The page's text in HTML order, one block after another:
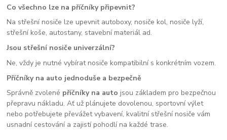
Co všechno lze na příčníky připevnit?
Na střešní nosiče lze upevnit autoboxy, nosiče kol, nosiče lyží,
střešní koše, autostany, stavební materiál ad.
Jsou střešní nosiče univerzální?
Ne, vždy je nutné vybírat nosiče kompatibilní s konkrétním vozem.
Příčníky na auto jednoduše a bezpečně
Správně zvolené příčníky na auto jsou základem pro bezpečnou
přepravu nákladu. Ať už plánujete dovolenou, sportovní výlet
nebo potřebujete převážet vybavení, kvalitní střešní nosiče vám
usnadní cestování a zajistí pohodlí na každé trase.